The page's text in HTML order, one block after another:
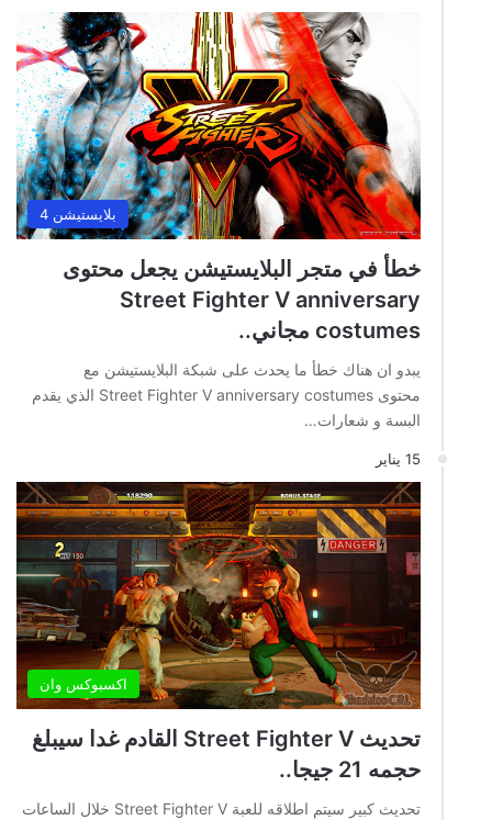
بلايستيشن 4
خطأ في متجر البلايستيشن يجعل محتوى
Street Fighter V anniversary
costumes مجاني..
يبدو ان هناك خطأ ما يحدث على شبكة البلايستيشن مع
محتوى Street Fighter V anniversary costumes الذي يقدم
البسة و شعارات…
15 يناير
اكسبوكس وان
تحديث Street Fighter V القادم غدا سيبلغ
حجمه 21 جيجا..
تحديث كبير سيتم اطلاقه للعبة Street Fighter V خلال الساعات